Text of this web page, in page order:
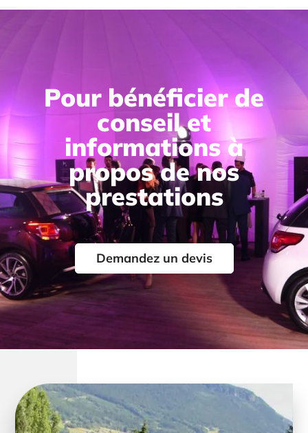
Pour bénéficier de
conseil et
informations à
propos de nos
prestations
Demandez un devis